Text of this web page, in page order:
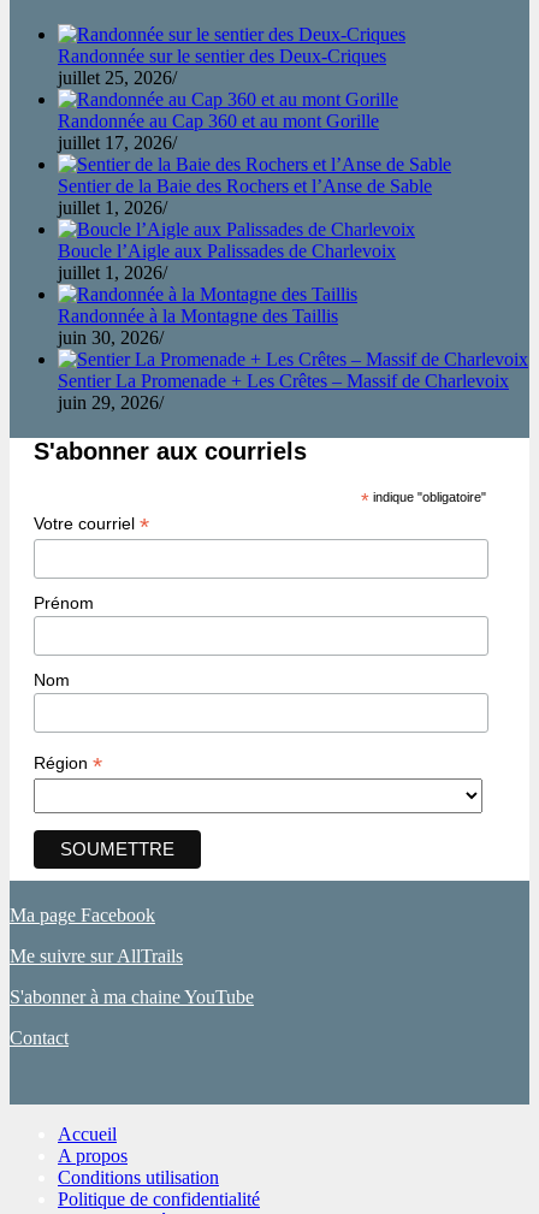
Randonnée sur le sentier des Deux-Criques
juillet 25, 2026/
Randonnée au Cap 360 et au mont Gorille
juillet 17, 2026/
Sentier de la Baie des Rochers et l’Anse de Sable
juillet 1, 2026/
Boucle l’Aigle aux Palissades de Charlevoix
juillet 1, 2026/
Randonnée à la Montagne des Taillis
juin 30, 2026/
Sentier La Promenade + Les Crêtes – Massif de Charlevoix
juin 29, 2026/
S'abonner aux courriels
* indique "obligatoire"
Votre courriel *
Prénom
Nom
Région *
Ma page Facebook
Me suivre sur AllTrails
S'abonner à ma chaine YouTube
Contact
Accueil
A propos
Conditions utilisation
Politique de confidentialité